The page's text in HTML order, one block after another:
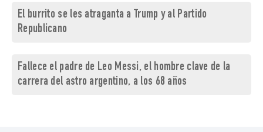
El burrito se les atraganta a Trump y al Partido
Republicano
Fallece el padre de Leo Messi, el hombre clave de la
carrera del astro argentino, a los 68 años